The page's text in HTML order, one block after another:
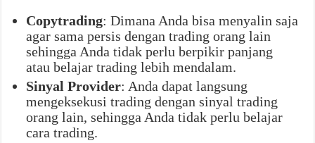
Copytrading: Dimana Anda bisa menyalin saja
agar sama persis dengan trading orang lain
sehingga Anda tidak perlu berpikir panjang
atau belajar trading lebih mendalam.
Sinyal Provider: Anda dapat langsung
mengeksekusi trading dengan sinyal trading
orang lain, sehingga Anda tidak perlu belajar
cara trading.